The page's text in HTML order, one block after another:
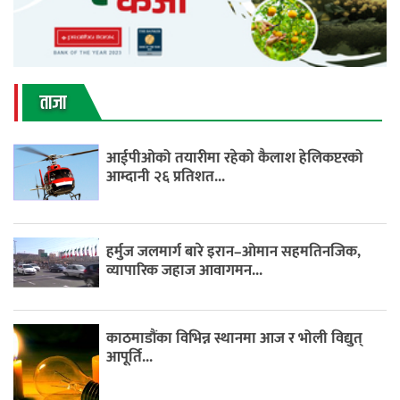
ताजा
आईपीओको तयारीमा रहेको कैलाश हेलिकप्टरको
आम्दानी २६ प्रतिशत...
हर्मुज जलमार्ग बारे इरान–ओमान सहमतिनजिक,
व्यापारिक जहाज आवागमन...
काठमाडौंका विभिन्न स्थानमा आज र भोली विद्युत्
आपूर्ति...